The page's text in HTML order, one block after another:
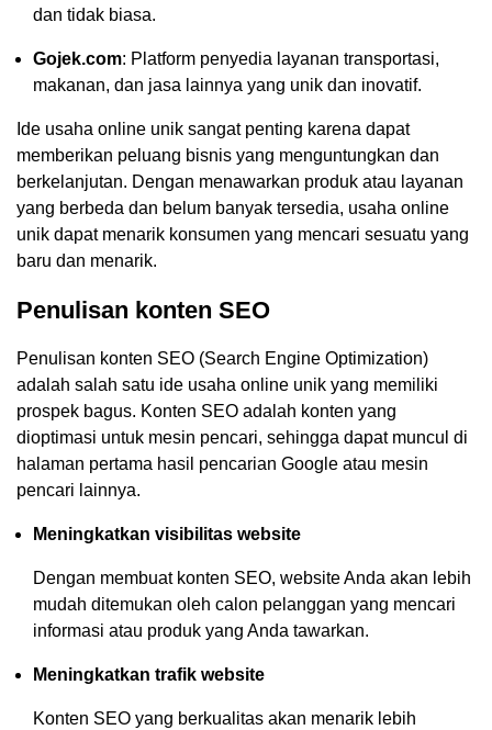
dan tidak biasa.
Gojek.com: Platform penyedia layanan transportasi,
makanan, dan jasa lainnya yang unik dan inovatif.
Ide usaha online unik sangat penting karena dapat
memberikan peluang bisnis yang menguntungkan dan
berkelanjutan. Dengan menawarkan produk atau layanan
yang berbeda dan belum banyak tersedia, usaha online
unik dapat menarik konsumen yang mencari sesuatu yang
baru dan menarik.
Penulisan konten SEO
Penulisan konten SEO (Search Engine Optimization)
adalah salah satu ide usaha online unik yang memiliki
prospek bagus. Konten SEO adalah konten yang
dioptimasi untuk mesin pencari, sehingga dapat muncul di
halaman pertama hasil pencarian Google atau mesin
pencari lainnya.
Meningkatkan visibilitas website
Dengan membuat konten SEO, website Anda akan lebih
mudah ditemukan oleh calon pelanggan yang mencari
informasi atau produk yang Anda tawarkan.
Meningkatkan trafik website
Konten SEO yang berkualitas akan menarik lebih